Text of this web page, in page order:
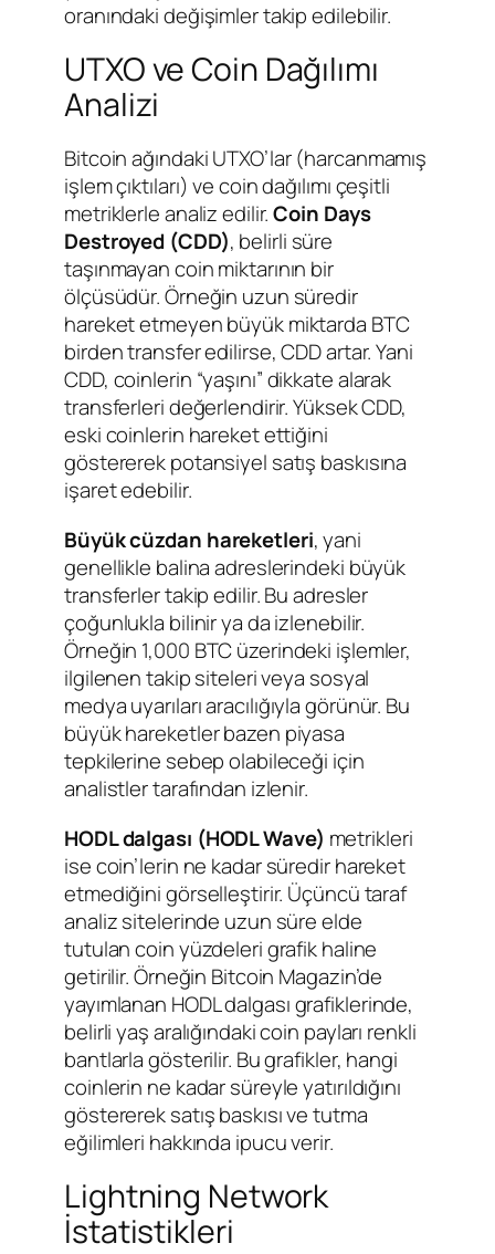
oranındaki değişimler takip edilebilir.
UTXO ve Coin Dağılımı
Analizi
Bitcoin ağındaki UTXO’lar (harcanmamış
işlem çıktıları) ve coin dağılımı çeşitli
metriklerle analiz edilir.Coin Days
Destroyed (CDD), belirli süre
taşınmayan coin miktarının bir
ölçüsüdür. Örneğin uzun süredir
hareket etmeyen büyük miktarda BTC
birden transfer edilirse, CDD artar. Yani
CDD, coinlerin “yaşını” dikkate alarak
transferleri değerlendirir. Yüksek CDD,
eski coinlerin hareket ettiğini
göstererek potansiyel satış baskısına
işaret edebilir.
Büyük cüzdan hareketleri, yani
genellikle balina adreslerindeki büyük
transferler takip edilir. Bu adresler
çoğunlukla bilinir ya da izlenebilir.
Örneğin 1,000 BTC üzerindeki işlemler,
ilgilenen takip siteleri veya sosyal
medya uyarıları aracılığıyla görünür. Bu
büyük hareketler bazen piyasa
tepkilerine sebep olabileceği için
analistler tarafından izlenir.
HODL dalgası (HODL Wave) metrikleri
ise coin’lerin ne kadar süredir hareket
etmediğini görselleştirir. Üçüncü taraf
analiz sitelerinde uzun süre elde
tutulan coin yüzdeleri grafik haline
getirilir. Örneğin Bitcoin Magazin’de
yayımlanan HODL dalgası grafiklerinde,
belirli yaş aralığındaki coin payları renkli
bantlarla gösterilir. Bu grafikler, hangi
coinlerin ne kadar süreyle yatırıldığını
göstererek satış baskısı ve tutma
eğilimleri hakkında ipucu verir.
Lightning Network
İstatistikleri